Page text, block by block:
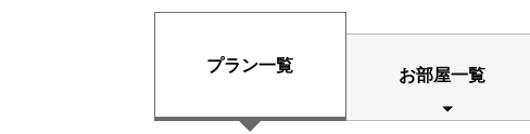
プラン一覧 お部屋一覧